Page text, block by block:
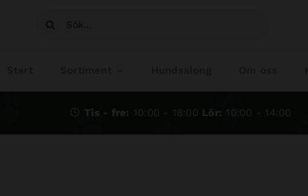
Sök
Tis - fre: 10:00 - 18:00 Lör: 10:00 - 14:00